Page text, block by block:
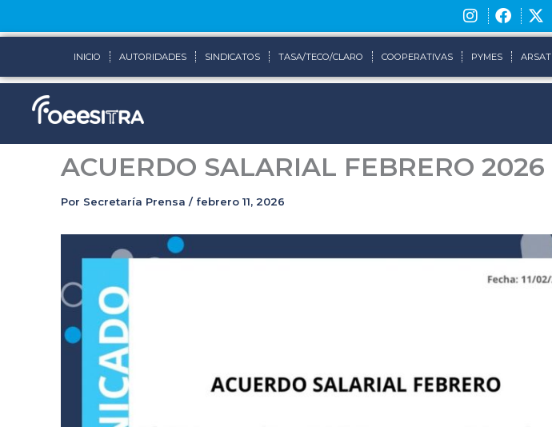
al
INICIO AUTORIDADES SINDICATOS TASA/TECO/CLARO COOPERATIVAS PYMES ARSAT
ACUERDO SALARIAL FEBRERO 2026
Por Secretaría Prensa / febrero 11, 2026